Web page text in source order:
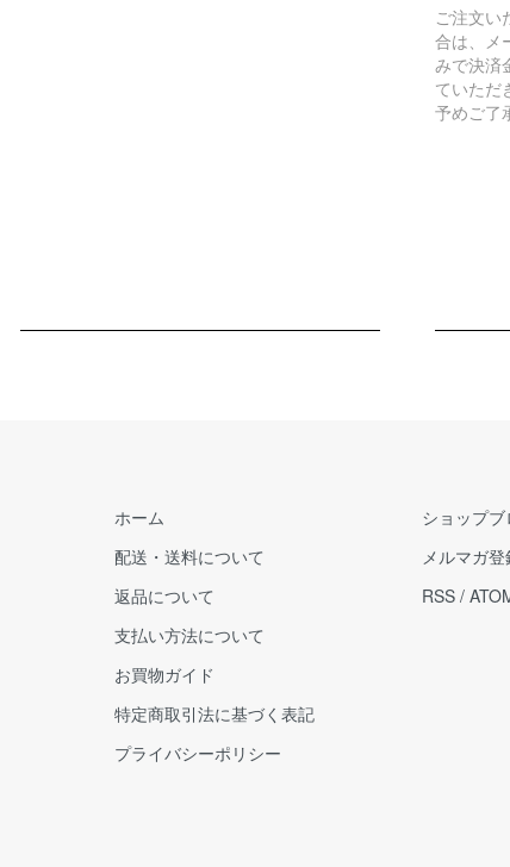
ご注文い
合は、メ
みで決済
ていただ
予めご了
ホーム
配送・送料について
返品について
支払い方法について
お買物ガイド
特定商取引法に基づく表記
プライバシーポリシー
ショップブ
メルマガ
RSS /